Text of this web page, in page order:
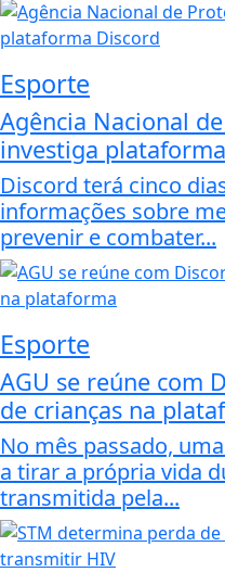
Esporte
Agência Nacional
investiga
Discord terá cinco
informações sobre
prevenir e combater...
Esporte
AGU se reúne com
de crianças na
No mês passado,
a tirar a própria vida
transmitida pela...